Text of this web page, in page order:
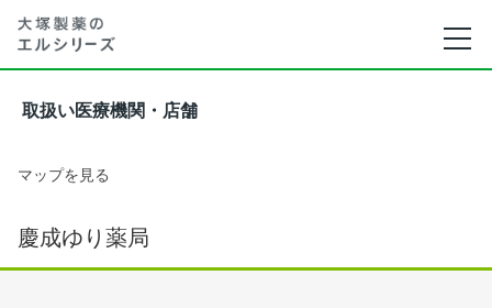
取扱い医療機関・店舗
マップを見る
慶成ゆり薬局